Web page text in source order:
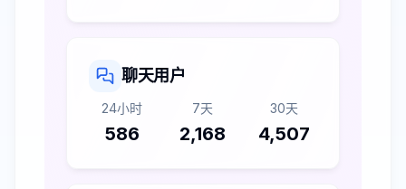
聊天用户
24小时
586
7天
2,168
30天
4,507